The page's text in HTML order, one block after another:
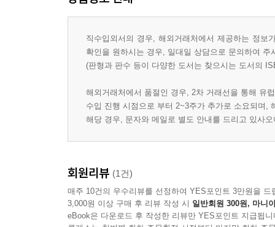
직수입외서의 경우, 해외거래처에서 제공하는 정
확인을 원하시는 경우, 일대일 상담으로 문의하여 주
(판형과 판수 등이 다양한 도서는 찾으시는 도서의
해외거래처에서 품절인 경우, 2차 거래선을 통해 유
수입 진행 시점으로 부터 2~3주가 추가로 소요되며,
해당 경우, 문자와 메일로 별도 안내를 드리고 있사
회원리뷰 (1건)
매주 10건의 우수리뷰를 선정하여 YES포인트 3만원을 드
3,000원 이상 구매 후 리뷰 작성 시 일반회원 300원, 마니
eBook은 다운로드 후 작성한 리뷰만 YES포인트 지급됩니